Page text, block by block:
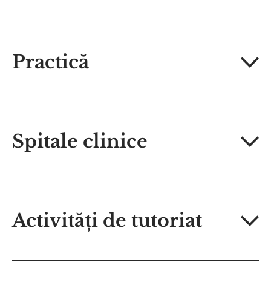
Practică
Spitale clinice
Activități de tutoriat